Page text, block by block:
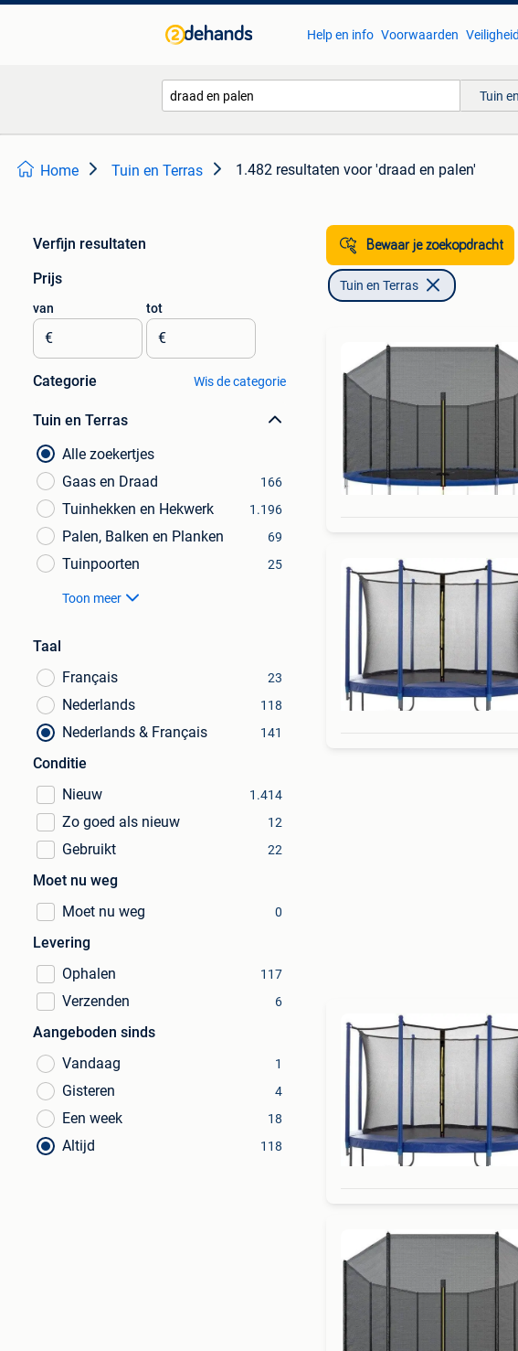
Help en info Voorwaarden
Tuin
Home Tuin en Terras 1.482 resultaten voor 'draad en palen'
Verfijn resultaten
Prijs
van
€
tot
€
Categorie Wis de categorie
Tuin en Terras
Alle zoekertjes
Gaas en Draad
166
Tuinhekken en Hekwerk 1.196
Palen, Balken en Planken 69
Tuinpoorten 25
Toon meer
Taal
Français
23
Nederlands 118
Nederlands & Français 141
Conditie
Nieuw
1.414
Zo goed als nieuw 12
Gebruikt 22
Moet nu weg
Moet nu weg
0
Levering
Ophalen
117
Verzenden 6
Aangeboden sinds
Vandaag
1
Gisteren 4
Een week 18
Altijd 118
Bewaar je zoekopdracht
Tuin en Terras